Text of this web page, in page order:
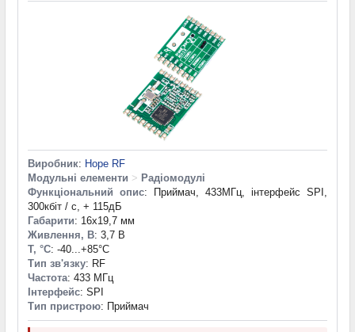
Виробник: Hope RF
Модульні елементи > Радіомодулі
Функціональний опис: Приймач, 433МГц, інтерфейс SPI,
300кбіт / с, + 115дБ
Габарити: 16x19,7 мм
Живлення, В: 3,7 В
T, °С: -40...+85°С
Тип зв'язку: RF
Частота: 433 МГц
Інтерфейс: SPI
Тип пристрою: Приймач